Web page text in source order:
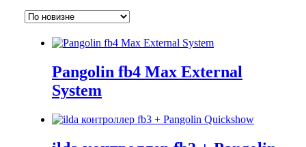
Pangolin fb4 Max External
System